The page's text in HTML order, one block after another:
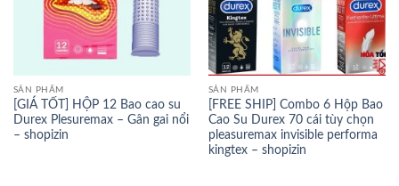
SẢN PHẨM
[GIÁ TỐT] HỘP 12 Bao cao su
Durex Plesuremax – Gân gai nổi
– shopizin
SẢN PHẨM
[FREE SHIP] Combo 6 Hộp Bao
Cao Su Durex 70 cái tùy chọn
pleasuremax invisible performa
kingtex – shopizin